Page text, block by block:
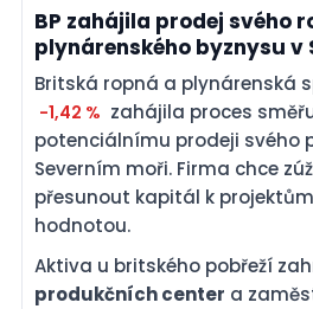
BP zahájila prodej svého
plynárenského byznysu v
Britská ropná a plynárenská
-1,42 % zahájila proces
potenciálnímu prodeji svého
Severním moři. Firma chce
přesunout kapitál k
hodnotou.
Aktiva u britského pobřeží
produkčních center a